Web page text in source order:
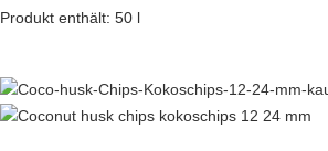
Produkt enthält: 50 l